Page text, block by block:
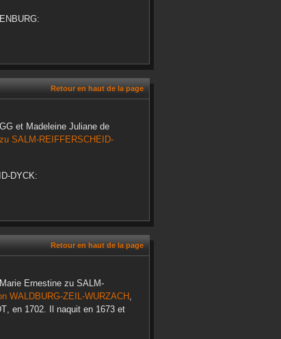
:
Retour en haut de la page
et Madeleine Juliane de
zu SALM-REIFFERSCHEID-
DYCK:
Retour en haut de la page
Marie Ernestine zu SALM-
WALDBURG-ZEIL-WURZACH ,
, en 1702. Il naquit en 1673 et